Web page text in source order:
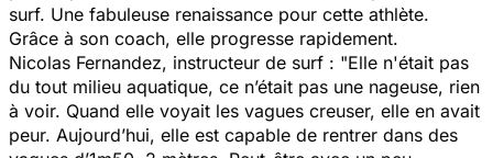
surf. Une fabuleuse renaissance pour cette athlète.
Grâce à son coach, elle progresse rapidement.
Nicolas Fernandez, instructeur de surf : "Elle n'était pas
du tout milieu aquatique, ce n’était pas une nageuse, rien
à voir. Quand elle voyait les vagues creuser, elle en avait
peur. Aujourd’hui, elle est capable de rentrer dans des